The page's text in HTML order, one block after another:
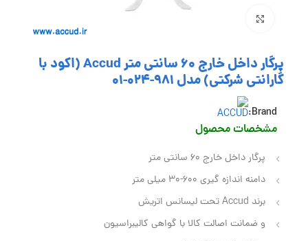
پرگار داخل خارج 60 سانتی متر Accud (اکود با
گارانتی شرکتی) مدل 981-024-01
Brand:
مشخصات محصول
پرگار داخل خارج 60 سانتی متر
دامنه اندازه گیری 600-30 میلی متر
برند Accud تحت لیسانس اتریش
و ضمانت اصالت کالا با گواهی کالیبراسیون